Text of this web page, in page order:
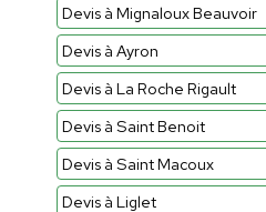
Devis à Mignaloux Beauvoir
Devis à Ayron
Devis à La Roche Rigault
Devis à Saint Benoit
Devis à Saint Macoux
Devis à Liglet